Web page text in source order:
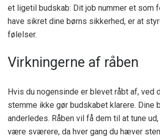
et ligetil budskab: Dit job nummer et som
have sikret dine børns sikkerhed, er at
følelser.
Virkningerne af råben
Hvis du nogensinde er blevet råbt af, ved
stemme ikke gør budskabet klarere. Dine
anderledes. Råben vil få dem til at tune
være sværere, da hver gang du hæver